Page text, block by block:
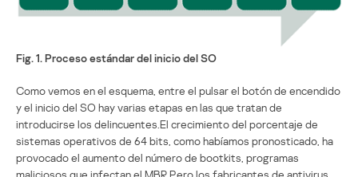
Fig. 1. Proceso estándar del inicio del SO
Como vemos en el esquema, entre el pulsar el botón de encendido
y el inicio del SO hay varias etapas en las que tratan de
introducirse los delincuentes.El crecimiento del porcentaje de
sistemas operativos de 64 bits, como habíamos pronosticado, ha
provocado el aumento del número de bootkits, programas
maliciosos que infectan el MBR.Pero los fabricantes de antivirus